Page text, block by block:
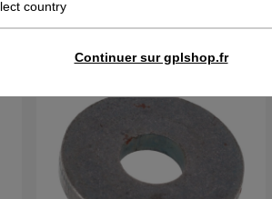
country
Continuer sur gplshop.fr